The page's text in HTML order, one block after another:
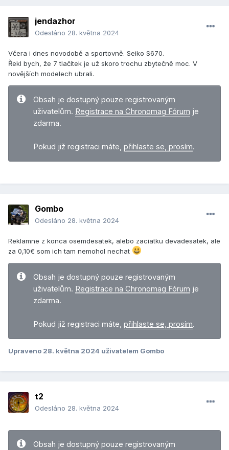
jendazhor
Odesláno 28. května 2024
Včera i dnes novodobě a sportovně. Seiko S670.
Řekl bych, že 7 tlačítek je už skoro trochu zbytečně moc. V
novějších modelech ubrali.
Obsah je dostupný pouze registrovaným
uživatelům. Registrace na Chronomag Fórum je
zdarma.
Pokud již registraci máte, přihlaste se, prosím.
Gombo
Odesláno 28. května 2024
Reklamne z konca osemdesatek, alebo zaciatku devadesatek, ale
za 0,10€ som ich tam nemohol nechat
Obsah je dostupný pouze registrovaným
uživatelům. Registrace na Chronomag Fórum je
zdarma.
Pokud již registraci máte, přihlaste se, prosím.
Upraveno 28. května 2024 uživatelem Gombo
t2
Odesláno 28. května 2024
Obsah je dostupný pouze registrovaným